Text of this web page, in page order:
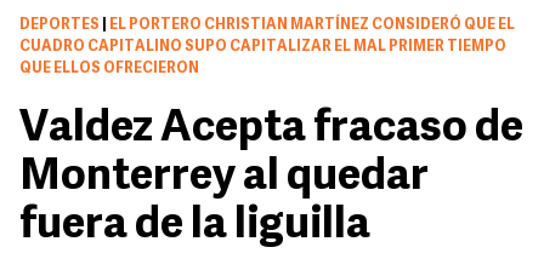
DEPORTES
EL PORTERO CHRISTIAN MARTÍNEZ CONSIDERÓ QUE EL
CUADRO CAPITALINO SUPO CAPITALIZAR EL MAL PRIMER TIEMPO
QUE ELLOS OFRECIERON
Valdez Acepta fracaso de
Monterrey al quedar
fuera de la liguilla